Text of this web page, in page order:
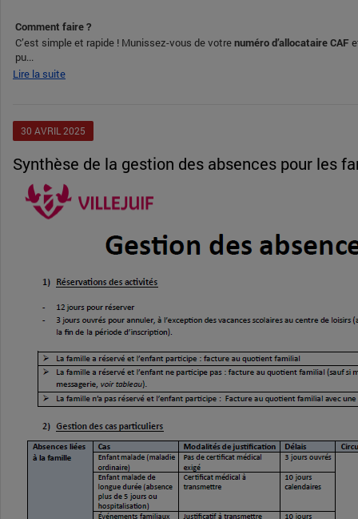
Comment faire ?
C’est simple et rapide ! Munissez-vous de votrenuméro d’allocataire CAF
pu...
Lire la suite
30 AVRIL 2025
Synthèse de la gestion des absences pour les